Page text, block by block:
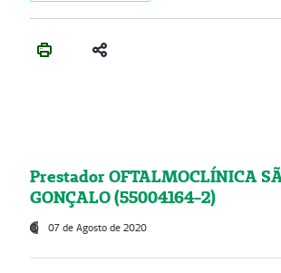
Prestador OFTALMOCLÍNICA
GONÇALO (55004164-2)
07 de Agosto de 2020